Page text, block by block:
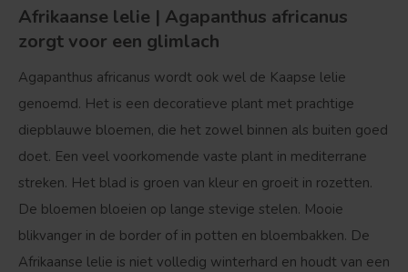
Afrikaanse lelie | Agapanthus africanus
zorgt voor een glimlach
Agapanthus africanus wordt ook wel de Kaapse lelie
genoemd. Het is een decoratieve plant met prachtige
diepblauwe bloemen, die het zowel binnen als buiten goed
doet. Een veel voorkomende vaste plant in mediterrane
streken. Het blad is groen van kleur en groeit in rozetten.
De bloemen bloeien op lange stevige stelen. Mooie
blikvanger in de border of in potten en bloembakken. De
Afrikaanse lelie is niet volledig winterhard en houdt van een